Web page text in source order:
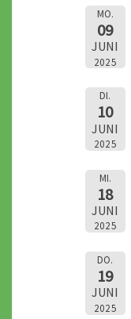
MO.
09
JUNI
2025
DI.
10
JUNI
2025
MI.
18
JUNI
2025
DO.
19
JUNI
2025